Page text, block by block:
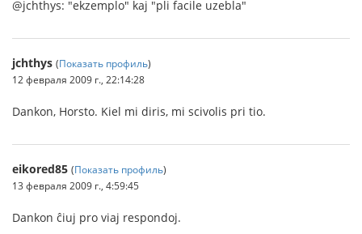
@jchthys: "ekzemplo" kaj "pli facile uzebla"
jchthys (Показать профиль)
12 февраля 2009 г., 22:14:28
Dankon, Horsto. Kiel mi diris, mi scivolis pri tio.
eikored85 (Показать профиль)
13 февраля 2009 г., 4:59:45
Dankon ĉiuj pro viaj respondoj.